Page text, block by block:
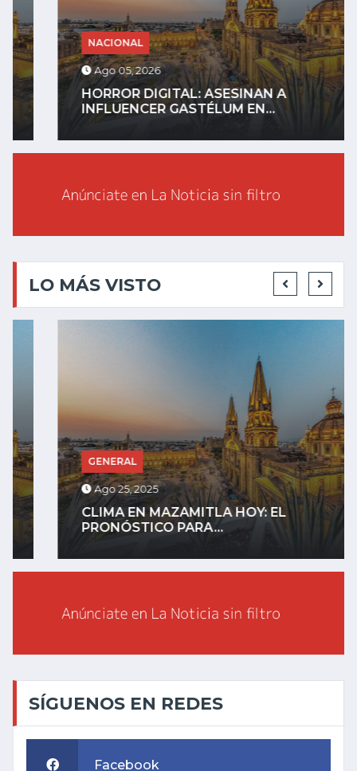
NACIONAL
Ago 05, 2026
HORROR DIGITAL: ASESINAN A
INFLUENCER GASTÉLUM EN...
LO MÁS VISTO
GENERAL
Ago 25, 2025
CLIMA EN MAZAMITLA HOY: EL
PRONÓSTICO PARA...
SÍGUENOS EN REDES
Facebook